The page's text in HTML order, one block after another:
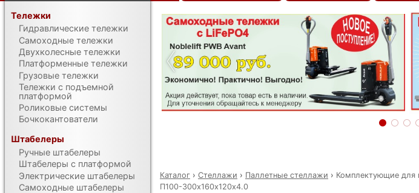
‹
Каталог › Стеллажи › Паллетные стеллажи › Комплектующие для
П100-300х160х120х4.0
Тележки
Гидравлические тележки
Самоходные тележки
Двухколесные тележки
Платформенные тележки
Грузовые тележки
Тележки с подъемной
платформой
Роликовые системы
Бочкокантователи
Штабелеры
Ручные штабелеры
Штабелеры с платформой
Электрические штабелеры
Самоходные штабелеры